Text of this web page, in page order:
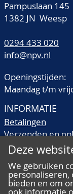
Pampuslaan 145
1382 JN Weesp
0294 433 020
info@npv.nl
Openingstijden:
Maandag t/m
INFORMATIE
Betalingen
Verzenden en
Veilingtermen
Veelgestelde
Deze
We gebruiken
personaliseren,
bieden en om